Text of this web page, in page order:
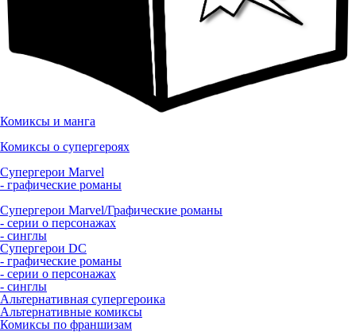
Комиксы и манга
Комиксы о супергероях
Супергерои Marvel
- графические романы
Супергерои Marvel/Графические романы
- серии о персонажах
- синглы
Супергерои DC
- графические романы
- серии о персонажах
- синглы
Альтернативная супергероика
Альтернативные комиксы
Комиксы по франшизам